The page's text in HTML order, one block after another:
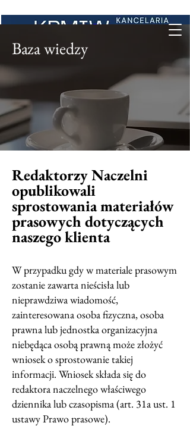
Baza wiedzy
Redaktorzy Naczelni
opublikowali
sprostowania materiałów
prasowych dotyczących
naszego klienta
W przypadku gdy w materiale prasowym
zostanie zawarta nieścisła lub
nieprawdziwa wiadomość,
zainteresowana osoba fizyczna, osoba
prawna lub jednostka organizacyjna
niebędąca osobą prawną może złożyć
wniosek o sprostowanie takiej
informacji. Wniosek składa się do
redaktora naczelnego właściwego
dziennika lub czasopisma (art. 31a ust. 1
ustawy Prawo prasowe).